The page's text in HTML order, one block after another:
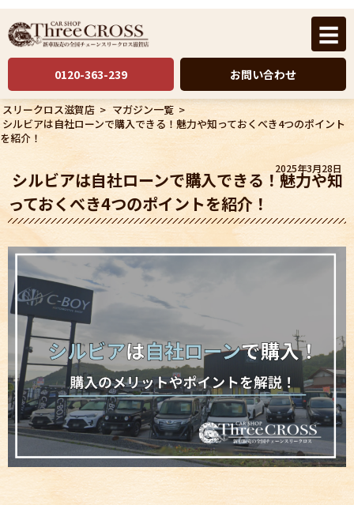
☰
0120-363-239 お問い合わせ
スリークロス滋賀店 > マガジン一覧 >
シルビアは自社ローンで購入できる！魅力や知っておくべき4つのポイント
を紹介！
2025年3月28日
シルビアは自社ローンで購入できる！魅力や知
っておくべき4つのポイントを紹介！